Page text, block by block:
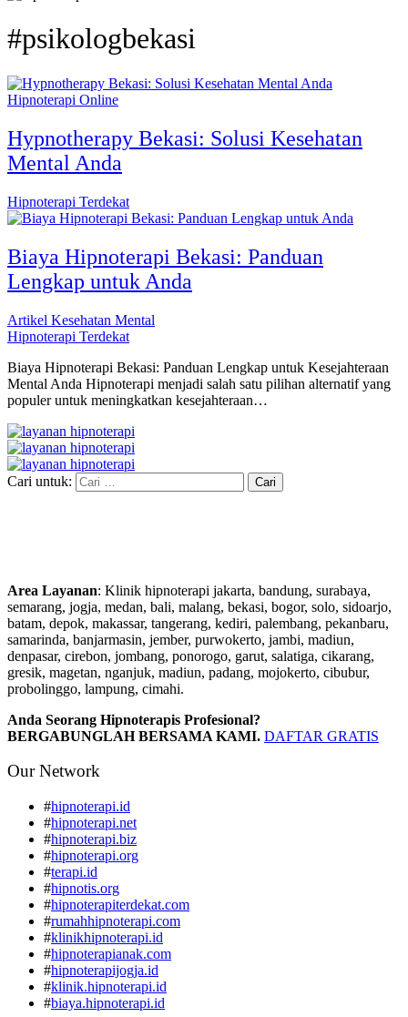
#psikologbekasi
Hipnoterapi Online
Hypnotherapy Bekasi: Solusi Kesehatan
Mental Anda
Hipnoterapi Terdekat
Biaya Hipnoterapi Bekasi: Panduan
Lengkap untuk Anda
Artikel Kesehatan Mental
Hipnoterapi Terdekat
Biaya Hipnoterapi Bekasi: Panduan Lengkap untuk Kesejahteraan
Mental Anda Hipnoterapi menjadi salah satu pilihan alternatif yang
populer untuk meningkatkan kesejahteraan…
Cari untuk:
Area Layanan: Klinik hipnoterapi jakarta, bandung, surabaya,
semarang, jogja, medan, bali, malang, bekasi, bogor, solo, sidoarjo,
batam, depok, makassar, tangerang, kediri, palembang, pekanbaru,
samarinda, banjarmasin, jember, purwokerto, jambi, madiun,
denpasar, cirebon, jombang, ponorogo, garut, salatiga, cikarang,
gresik, magetan, nganjuk, madiun, padang, mojokerto, cibubur,
probolinggo, lampung, cimahi.
Anda Seorang Hipnoterapis Profesional?
BERGABUNGLAH BERSAMA KAMI. DAFTAR GRATIS
Our Network
#hipnoterapi.id
#hipnoterapi.net
#hipnoterapi.biz
#hipnoterapi.org
#terapi.id
#hipnotis.org
#hipnoterapiterdekat.com
#rumahhipnoterapi.com
#klinikhipnoterapi.id
#hipnoterapianak.com
#hipnoterapijogja.id
#klinik.hipnoterapi.id
#biaya.hipnoterapi.id